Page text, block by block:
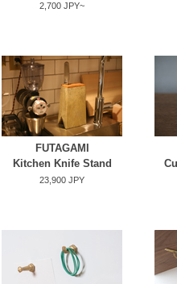
2,700 JPY~
FUTAGAMI
Kitchen Knife Stand
23,900 JPY